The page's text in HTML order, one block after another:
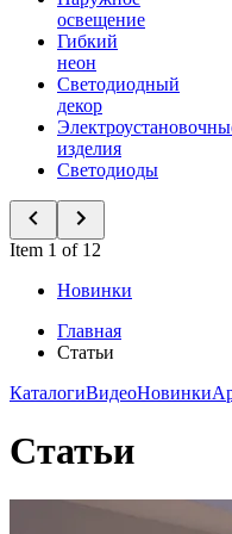
освещение
Гибкий
неон
Светодиодный
декор
изделия
Светодиоды
Item 1 of 12
Новинки
Главная
Статьи
КаталогиВидеоНовинки
Статьи